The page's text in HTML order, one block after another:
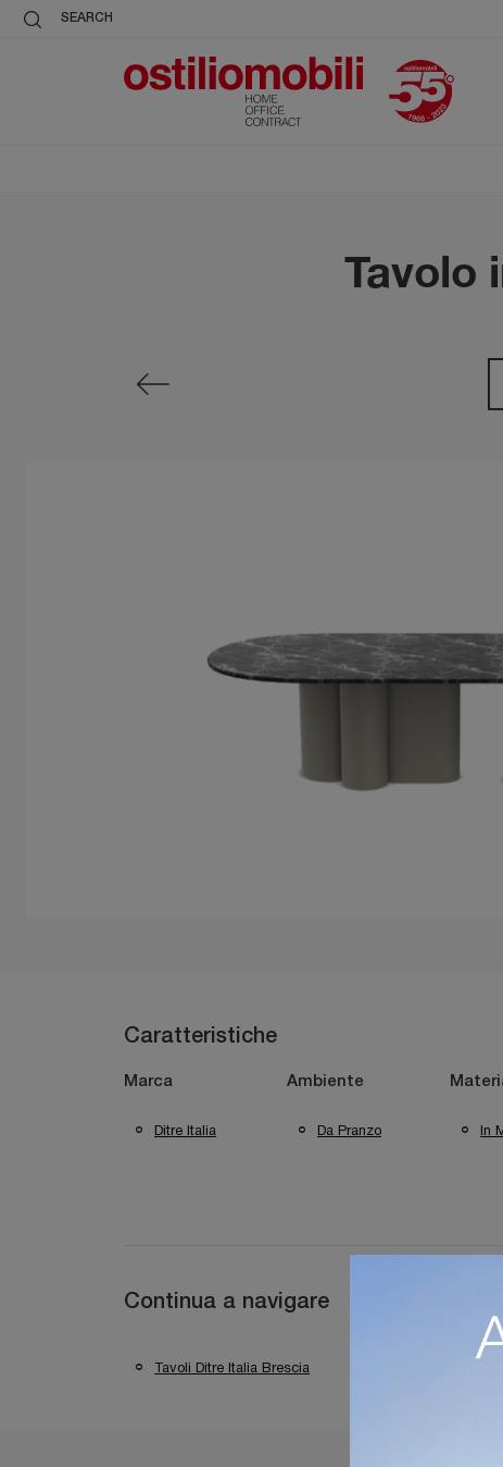
SEARCH
Tavolo
Caratteristiche
Marca
Ditre Italia
Ambiente
Da Pranzo In
Continua a navigare
Tavoli Ditre Italia Brescia